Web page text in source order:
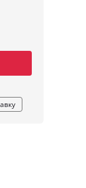
поставку